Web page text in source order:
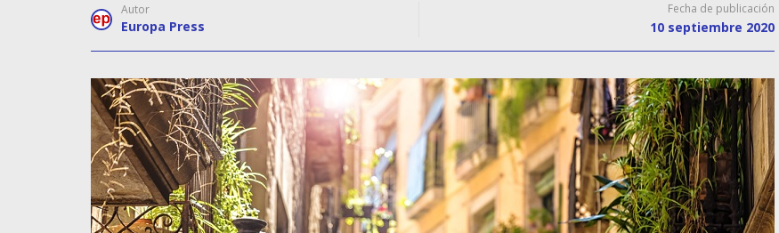
Autor
Europa Press
Fecha de publicación
10 septiembre 2020